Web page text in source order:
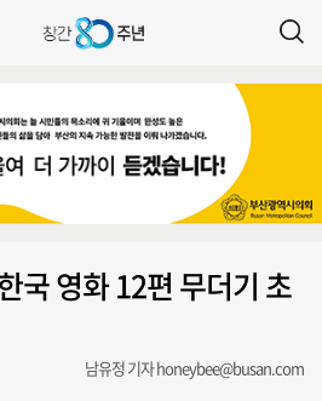
국 영화 12편 무더기 초
남유정 기자 honeybee@busan.com